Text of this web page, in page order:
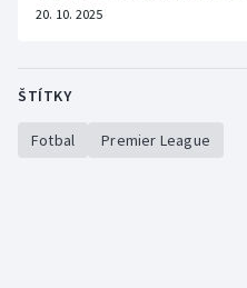
20. 10. 2025
ŠTÍTKY
Fotbal Premier League